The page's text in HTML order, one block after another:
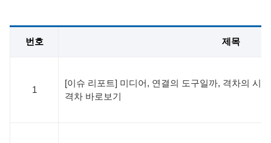
번호 제목
1
[이슈 리포트] 미디어, 연결의 도구일까, 격차의 시
격차 바로보기